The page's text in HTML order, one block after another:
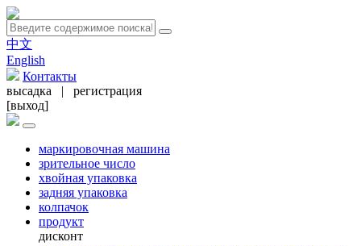
中文
English
Контакты
высадка | регистрация
[выход]
маркировочная машина
зрительное число
хвойная упаковка
задняя упаковка
колпачок
продукт
дисконт